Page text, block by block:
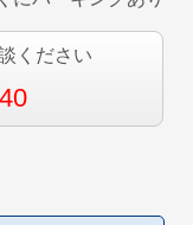
ください